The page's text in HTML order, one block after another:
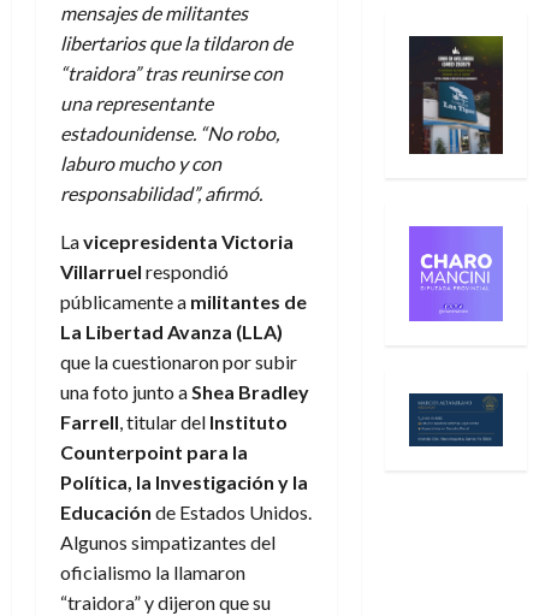
mensajes de militantes
libertarios que la tildaron de
“traidora” tras reunirse con
una representante
estadounidense. “No robo,
laburo mucho y con
responsabilidad”, afirmó.
Lavicepresidenta Victoria
Villarruel respondió
públicamente a militantes de
La Libertad Avanza (LLA)
que la cuestionaron por subir
una foto junto aShea Bradley
Farrell, titular del Instituto
Counterpoint para la
Política, la Investigación y la
Educación de Estados Unidos.
Algunos simpatizantes del
oficialismo la llamaron
“traidora” y dijeron que su